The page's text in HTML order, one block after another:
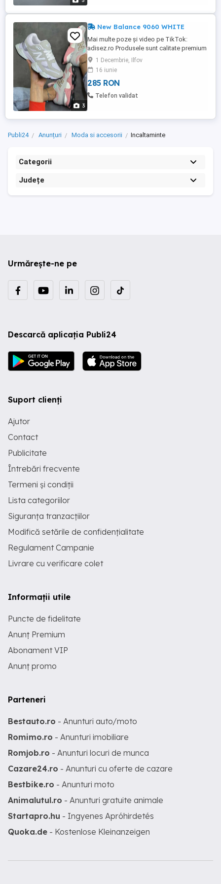
3
New Balance 9060 WHITE
Mai multe poze și video pe TikTok:
adisez.ro Produsele sunt calitate premium
MODEL UNISEX Marimi: : 40 | 41 | 42 | 43 |
44 New Balance 9060 White , livrare
imediata din stoc! Caracteristici Culoare:
alb Imprimeu: uni Stil: pastel, casual
Material: material sintetic Varf: rotund ...
1 Decembrie, Ilfov
16 iunie
285 RON
Telefon validat
Publi24 Anunțuri Moda si accesorii Incaltaminte
Categorii
Județe
Urmărește-ne pe
Descarcă aplicația Publi24
Suport clienți
Ajutor
Contact
Publicitate
Întrebări frecvente
Termeni și condiții
Lista categoriilor
Siguranța tranzacțiilor
Modifică setările de confidențialitate
Regulament Campanie
Livrare cu verificare colet
Informații utile
Puncte de fidelitate
Anunț Premium
Abonament VIP
Anunț promo
Parteneri
Bestauto.ro - Anunturi auto/moto
Romimo.ro - Anunturi imobiliare
Romjob.ro - Anunturi locuri de munca
Cazare24.ro - Anunturi cu oferte de cazare
Bestbike.ro - Anunturi moto
Animalutul.ro - Anunturi gratuite animale
Startapro.hu - Ingyenes Apróhirdetés
Quoka.de - Kostenlose Kleinanzeigen